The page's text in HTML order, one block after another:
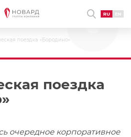
RU EN
поездка «Бородино»
поездка
очередное корпоративное